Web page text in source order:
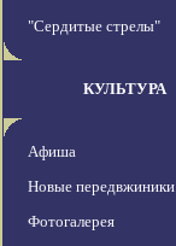
"Сердитые стрелы"
КУЛЬТУРА
Афиша
Новые передвжиники
Фотогалерея